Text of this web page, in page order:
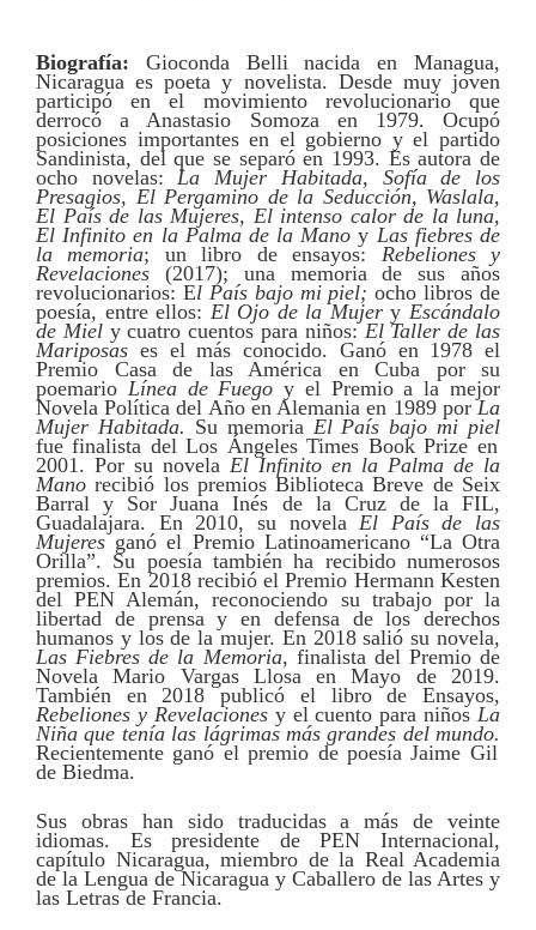
Biografía:
Gioconda Belli nacida en Managua,
Nicaragua es poeta y novelista. Desde muy joven
participó en el movimiento revolucionario que
derrocó a Anastasio Somoza en 1979. Ocupó
posiciones importantes en el gobierno y el partido
Sandinista, del que se separó en 1993. Es autora de
ocho novelas:La Mujer Habitada, Sofía de los
Presagios, El Pergamino de la Seducción, Waslala,
El País de las Mujeres, El intenso calor de la luna,
El Infinito en la Palma de la Mano y Las fiebres de
la memoria; un libro de ensayos: Rebeliones y
Revelaciones (2017); una memoria de sus años
revolucionarios: El País bajo mi piel; ocho libros de
poesía, entre ellos: El Ojo de la MujeryEscándalo
de Miely cuatro cuentos para niños:El Taller de las
Mariposas es el más conocido. Ganó en 1978 el
Premio Casa de las América en Cuba por su
poemario Línea de Fuego y el Premio a la mejor
Novela Política del Año en Alemania en 1989 porLa
Mujer Habitada. Su memoria El País bajo mi piel
fue finalista del Los Ángeles Times Book Prize en
2001. Por su novela El Infinito en la Palma de la
Mano recibió los premios Biblioteca Breve de Seix
Barral y Sor Juana Inés de la Cruz de la FIL,
Guadalajara. En 2010, su novelaEl País de las
Mujeresganó el Premio Latinoamericano “La Otra
Orilla”. Su poesía también ha recibido numerosos
premios. En 2018 recibió el Premio Hermann Kesten
del PEN Alemán, reconociendo su trabajo por la
libertad de prensa y en defensa de los derechos
humanos y los de la mujer. En 2018 salió su novela,
Las Fiebres de la Memoria, finalista del Premio de
Novela Mario Vargas Llosa en Mayo de 2019.
También en 2018 publicó el libro de Ensayos,
Rebeliones y Revelacionesy el cuento para niños La
Niña que tenía las lágrimas más grandes del mundo.
Recientemente ganó el premio de poesía Jaime Gil
de Biedma.
Sus obras han sido traducidas a más de veinte
idiomas. Es presidente de PEN Internacional,
capítulo Nicaragua, miembro de la Real Academia
de la Lengua de Nicaragua y Caballero de las Artes y
las Letras de Francia.